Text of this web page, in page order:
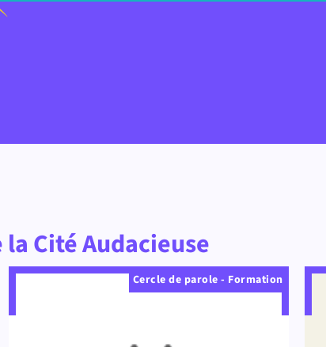
Cité Audacieuse
Cercle de parole - Formation